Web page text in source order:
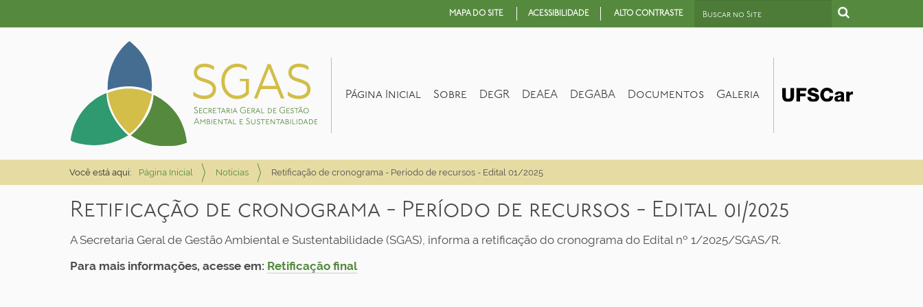
MAPA DO SITE ACESSIBILIDADE ALTO CONTRASTE
Busca
Página Inicial Sobre DeGR DeAEA DeGABA Documentos Galeria
Você está aqui: Página Inicial Notícias Retificação de cronograma - Período de recursos - Edital 01/2025
Retificação de cronograma - Período de recursos - Edital 01/2025
A Secretaria Geral de Gestão Ambiental e Sustentabilidade (SGAS), informa a retificação do cronograma do Edital nº 1/2025/SGAS/R.
Para mais informações, acesse em: Retificação final